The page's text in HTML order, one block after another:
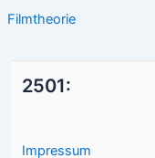
Filmtheorie
2501:
Impressum